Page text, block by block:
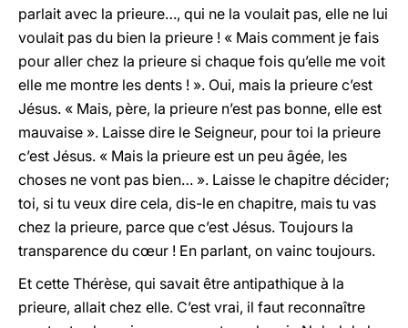
parlait avec la prieure…, qui ne la voulait pas, elle ne lui
voulait pas du bien la prieure ! « Mais comment je fais
pour aller chez la prieure si chaque fois qu’elle me voit
elle me montre les dents ! ». Oui, mais la prieure c’est
Jésus. « Mais, père, la prieure n’est pas bonne, elle est
mauvaise ». Laisse dire le Seigneur, pour toi la prieure
c’est Jésus. « Mais la prieure est un peu âgée, les
choses ne vont pas bien… ». Laisse le chapitre décider;
toi, si tu veux dire cela, dis-le en chapitre, mais tu vas
chez la prieure, parce que c’est Jésus. Toujours la
transparence du cœur ! En parlant, on vainc toujours.
Et cette Thérèse, qui savait être antipathique à la
prieure, allait chez elle. C’est vrai, il faut reconnaître